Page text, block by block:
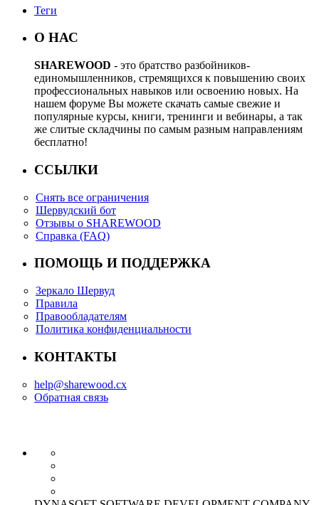
Теги
О НАС
SHAREWOOD - это братство разбойников-
единомышленников, стремящихся к повышению своих
профессиональных навыков или освоению новых. На
нашем форуме Вы можете скачать самые свежие и
популярные курсы, книги, тренинги и вебинары, а так
же слитые складчины по самым разным направлениям
бесплатно!
ССЫЛКИ
Снять все ограничения
Шервудский бот
Отзывы о SHAREWOOD
Справка (FAQ)
ПОМОЩЬ И ПОДДЕРЖКА
Зеркало Шервуд
Правила
Правообладателям
Политика конфиденциальности
КОНТАКТЫ
help@sharewood.cx
Обратная связь